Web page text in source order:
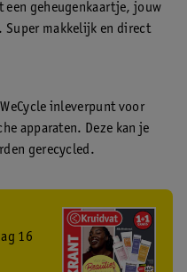
geheugenkaartje, jouw
Super makkelijk en direct
inleverpunt voor
apparaten. Deze kan je
gerecycled.
16